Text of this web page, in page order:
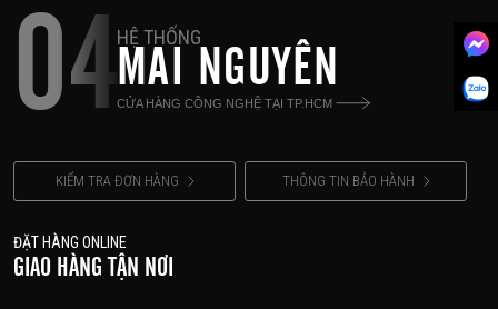
04HỆ THỐNG
MAI NGUYÊN
CỬA HÀNG CÔNG NGHỆ TẠI TP.HCM
KIỂM TRA ĐƠN HÀNG THÔNG TIN BẢO HÀNH
ĐẶT HÀNG ONLINE
GIAO HÀNG TẬN NƠI